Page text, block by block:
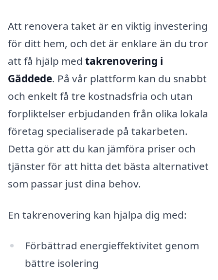
Att renovera taket är en viktig investering
för ditt hem, och det är enklare än du tror
att få hjälp med takrenovering i
Gäddede. På vår plattform kan du snabbt
och enkelt få tre kostnadsfria och utan
forpliktelser erbjudanden från olika lokala
företag specialiserade på takarbeten.
Detta gör att du kan jämföra priser och
tjänster för att hitta det bästa alternativet
som passar just dina behov.
En takrenovering kan hjälpa dig med:
Förbättrad energieffektivitet genom
bättre isolering